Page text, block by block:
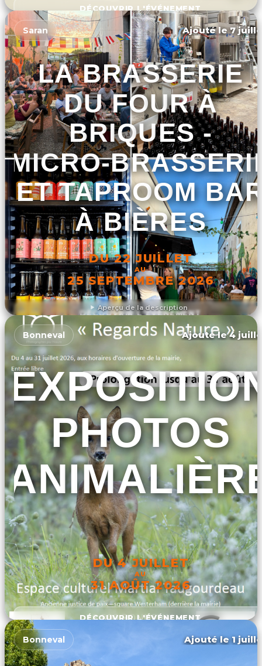
DÉCOUVRIR L'ÉVÉNEMENT
Aperçu de la description
Saran Ajouté le 7
LA BRASSERIE
DU FOUR À
BRIQUES -
MICRO-
ET TAPROOM
À BIÈRES
DU 22 JUILLET
AU
25 SEPTEMBRE 2026
DÉCOUVRIR L'ÉVÉNEMENT
Bonneval Ajouté le 4
PHOTOS
DU 4 JUILLET
AU
31 AOÛT 2026
DÉCOUVRIR L'ÉVÉNEMENT
Bonneval Ajouté le 1